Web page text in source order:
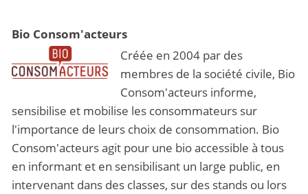
Bio Consom'acteurs
Créée en 2004 par des
membres de la société civile, Bio
Consom'acteurs informe,
sensibilise et mobilise les consommateurs sur
l'importance de leurs choix de consommation. Bio
Consom'acteurs agit pour une bio accessible à tous
en informant et en sensibilisant un large public, en
intervenant dans des classes, sur des stands ou lors